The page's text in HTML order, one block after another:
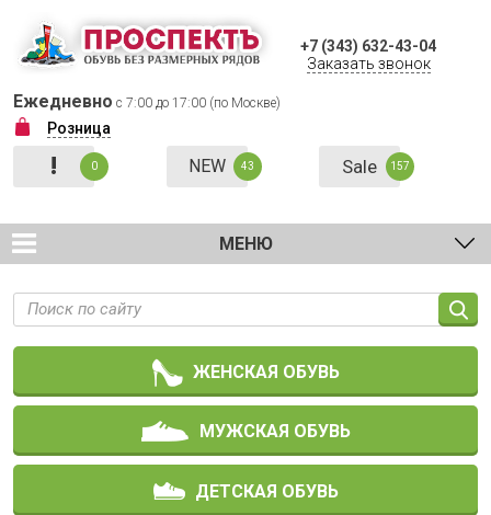
+7 (343) 632-43-04
Заказать звонок
Ежедневно с 7:00 до 17:00 (по Москве)
Розница
! 0 NEW 43 Sale 157
МЕНЮ
ЖЕНСКАЯ ОБУВЬ
МУЖСКАЯ ОБУВЬ
ДЕТСКАЯ ОБУВЬ